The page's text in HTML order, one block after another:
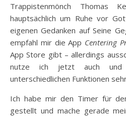
Trappistenmönch Thomas
hauptsächlich um Ruhe vor
eigenen Gedanken auf Seine
empfahl mir die App Centering
App Store gibt – allerdings
nutze ich jetzt auch
unterschiedlichen Funktionen
Ich habe mir den Timer für
gestellt und mache gerade